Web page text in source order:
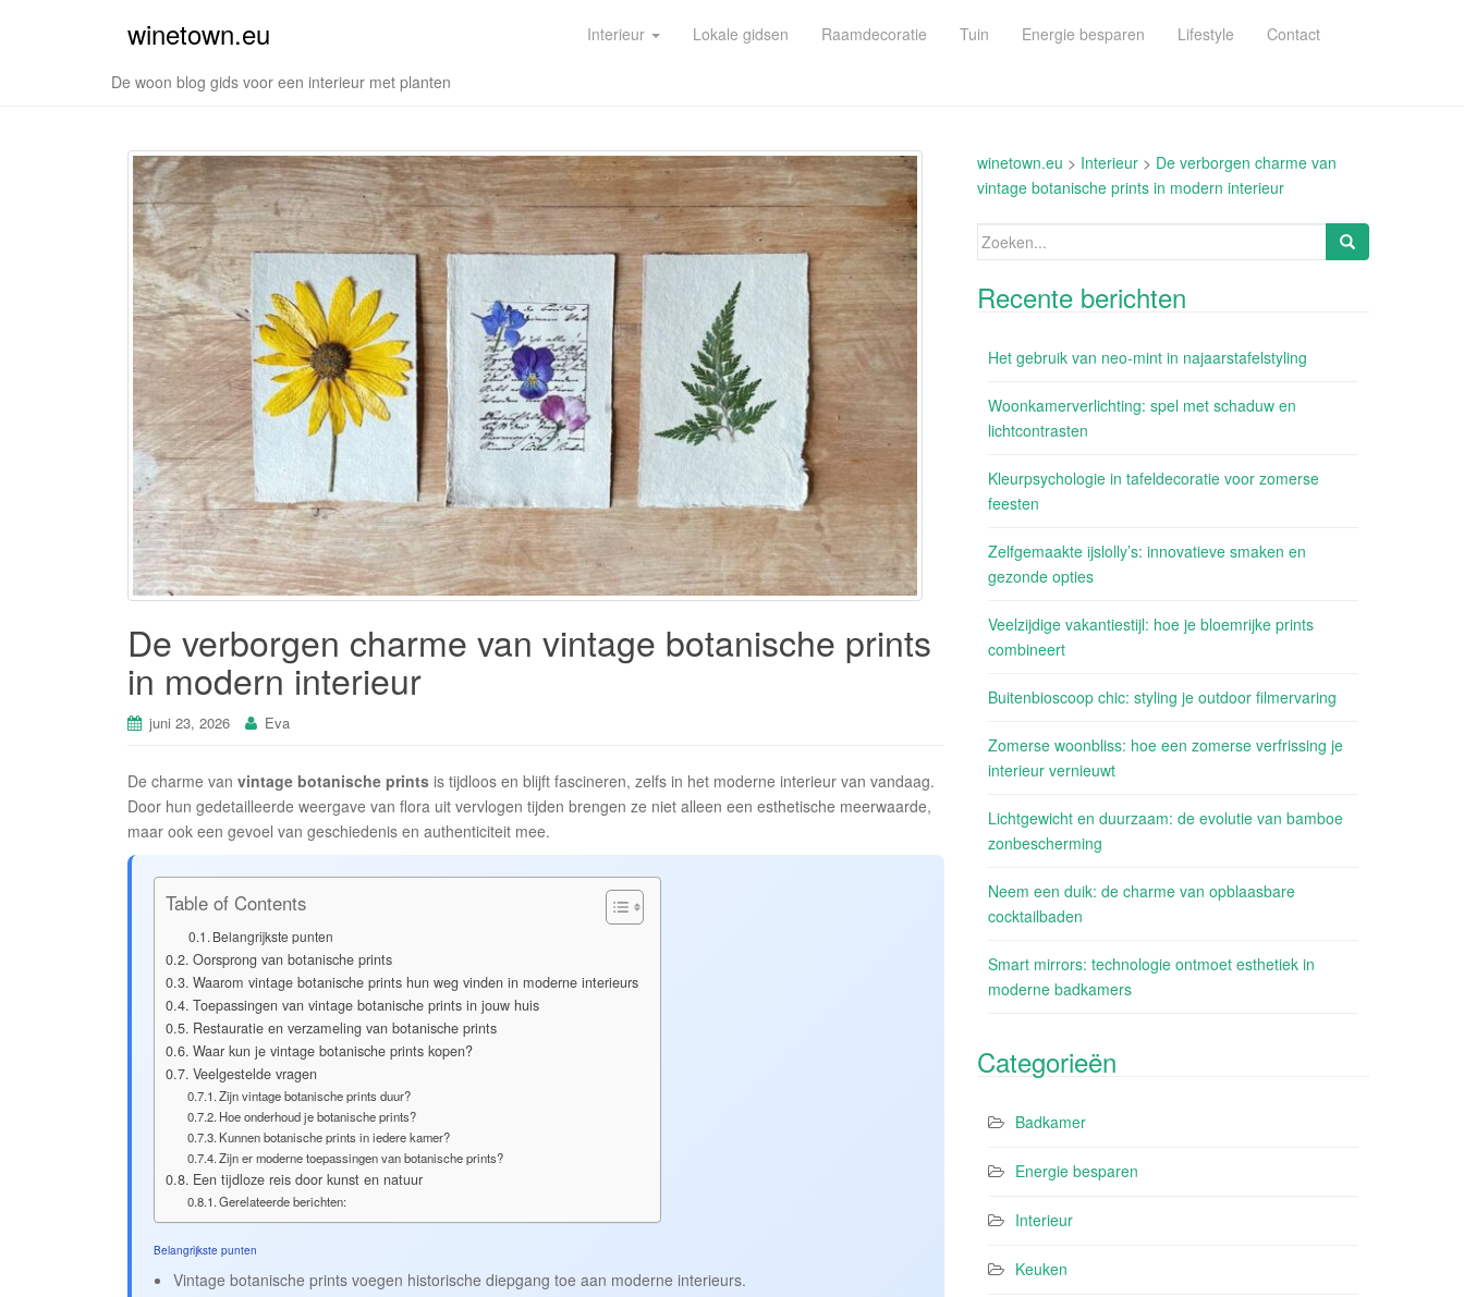
winetown.eu
De woon blog gids voor een interieur met planten
Interieur Lokale gidsen Raamdecoratie Tuin Energie besparen Lifestyle Contact
De verborgen charme van vintage botanische prints
in modern interieur
juni 23, 2026 Eva
De charme van vintage botanische prints is tijdloos en blijft fascineren, zelfs in het moderne interieur van vandaag.
Door hun gedetailleerde weergave van flora uit vervlogen tijden brengen ze niet alleen een esthetische meerwaarde,
maar ook een gevoel van geschiedenis en authenticiteit mee.
Table of Contents
Belangrijkste punten
Oorsprong van botanische prints
Waarom vintage botanische prints hun weg vinden in moderne interieurs
Toepassingen van vintage botanische prints in jouw huis
Restauratie en verzameling van botanische prints
Waar kun je vintage botanische prints kopen?
Veelgestelde vragen
Zijn vintage botanische prints duur?
Hoe onderhoud je botanische prints?
Kunnen botanische prints in iedere kamer?
Zijn er moderne toepassingen van botanische prints?
Een tijdloze reis door kunst en natuur
Gerelateerde berichten:
Belangrijkste punten
Vintage botanische prints voegen historische diepgang toe aan moderne interieurs.
winetown.eu > Interieur > De verborgen charme van
vintage botanische prints in modern interieur
Zoeken
Recente berichten
Het gebruik van neo-mint in najaarstafelstyling
Woonkamerverlichting: spel met schaduw en
lichtcontrasten
Kleurpsychologie in tafeldecoratie voor zomerse
feesten
Zelfgemaakte ijslolly’s: innovatieve smaken en
gezonde opties
Veelzijdige vakantiestijl: hoe je bloemrijke prints
combineert
Buitenbioscoop chic: styling je outdoor filmervaring
Zomerse woonbliss: hoe een zomerse verfrissing je
interieur vernieuwt
Lichtgewicht en duurzaam: de evolutie van bamboe
zonbescherming
Neem een duik: de charme van opblaasbare
cocktailbaden
Smart mirrors: technologie ontmoet esthetiek in
moderne badkamers
Categorieën
Badkamer
Energie besparen
Interieur
Keuken